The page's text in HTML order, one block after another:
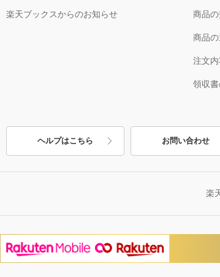
楽天ブックスからのお知らせ 商品
商品
注文
領収
ヘルプはこちら お問い合わせ
楽